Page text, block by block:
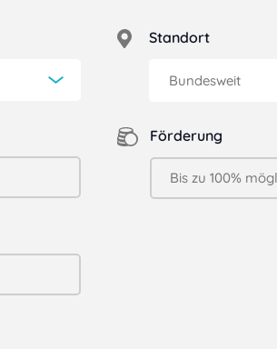
Standort
Förderung